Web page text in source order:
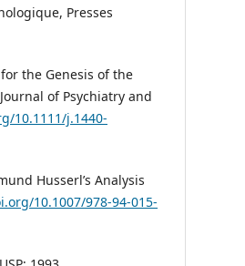
Presses
the Genesis of the
of Psychiatry and
10.1111/j.1440-
Husserl’s Analysis
10.1007/978-94-015-